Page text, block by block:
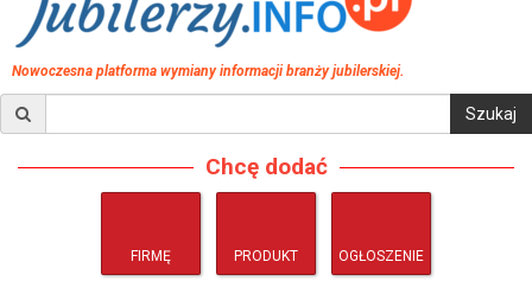
Nowoczesna platforma wymiany informacji branży jubilerskiej.
Chcę dodać
FIRMĘ PRODUKT OGŁOSZENIE